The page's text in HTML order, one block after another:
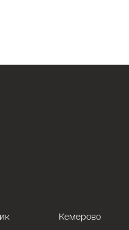
Кемерово